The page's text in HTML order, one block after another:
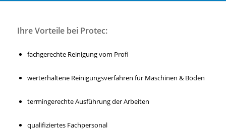
Ihre Vorteile bei Protec:
fachgerechte Reinigung vom Profi
werterhaltene Reinigungsverfahren für Maschinen & Böden
termingerechte Ausführung der Arbeiten
qualifiziertes Fachpersonal